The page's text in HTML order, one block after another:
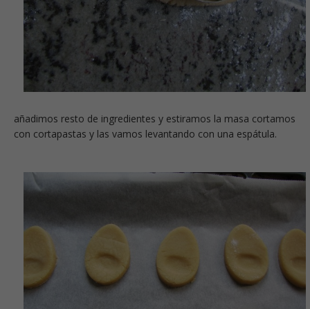
añadimos resto de ingredientes y estiramos la masa cortamos
con cortapastas y las vamos levantando con una espátula.